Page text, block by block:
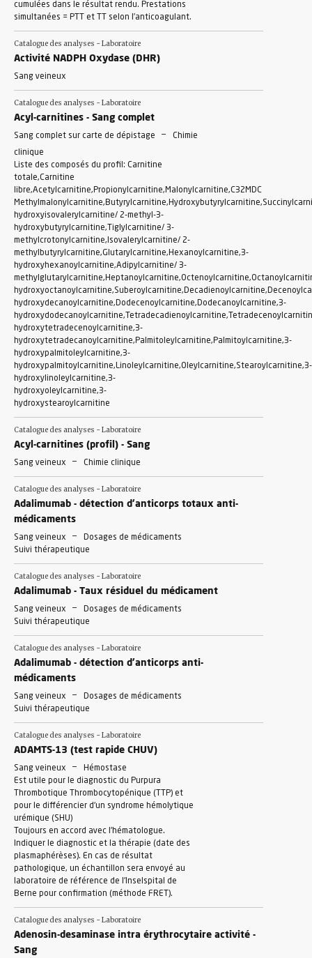
cumulées dans le résultat rendu. Prestations
simultanées = PTT et TT selon l’anticoagulant.
Catalogue des analyses - Laboratoire
Activité NADPH Oxydase (DHR)
Sang veineux
Catalogue des analyses - Laboratoire
Acyl-carnitines - Sang complet
Sang complet sur carte de dépistage -
Chimie
clinique
Liste des composés du profil: Carnitine
totale,Carnitine
libre,Acetylcarnitine,Propionylcarnitine,Malonylcarnitine,C32MDC
hydroxyisovalerylcarnitine/ 2-methyl-3-
hydroxybutyrylcarnitine,Tiglylcarnitine/ 3-
methylcrotonylcarnitine,Isovalerylcarnitine/ 2-
methylbutyrylcarnitine,Glutarylcarnitine,Hexanoylcarnitine,3-
hydroxyhexanoylcarnitine,Adipylcarnitine/ 3-
hydroxydecanoylcarnitine,Dodecenoylcarnitine,Dodecanoylcarnitine,3-
hydroxytetradecenoylcarnitine,3-
hydroxytetradecanoylcarnitine,Palmitoleylcarnitine,Palmitoylcarnitine,3-
hydroxypalmitoleylcarnitine,3-
hydroxypalmitoylcarnitine,Linoleylcarnitine,Oleylcarnitine,Stearoylcarnitine,3-
hydroxylinoleylcarnitine,3-
hydroxyoleylcarnitine,3-
hydroxystearoylcarnitine
Catalogue des analyses - Laboratoire
Acyl-carnitines (profil) - Sang
Sang veineux - Chimie clinique
Catalogue des analyses - Laboratoire
Adalimumab - détection d'anticorps totaux anti-
médicaments
Sang veineux -
Dosages de médicaments
Suivi thérapeutique
Catalogue des analyses - Laboratoire
Adalimumab - Taux résiduel du médicament
Sang veineux -
Dosages de médicaments
Suivi thérapeutique
Catalogue des analyses - Laboratoire
Adalimumab - détection d'anticorps anti-
médicaments
Sang veineux -
Dosages de médicaments
Suivi thérapeutique
Catalogue des analyses - Laboratoire
ADAMTS-13 (test rapide CHUV)
Sang veineux -
Hémostase
Est utile pour le diagnostic du Purpura
Thrombotique Thrombocytopénique (TTP) et
pour le différencier d'un syndrome hémolytique
urémique (SHU)
Toujours en accord avec l'hématologue.
Indiquer le diagnostic et la thérapie (date des
plasmaphérèses). En cas de résultat
pathologique, un échantillon sera envoyé au
laboratoire de référence de l'Inselspital de
Berne pour confirmation (méthode FRET).
Catalogue des analyses - Laboratoire
Adenosin-desaminase intra érythrocytaire activité -
Sang